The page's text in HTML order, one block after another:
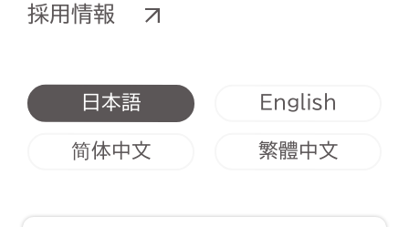
採用情報
日本語 English
简体中文 繁體中文